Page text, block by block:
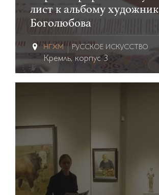
лист к альбому
Боголюбова
РУССКОЕ ИСКУССТВО
Кремль, корпус 3